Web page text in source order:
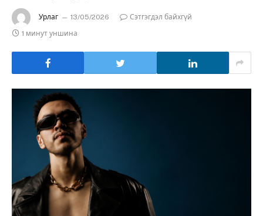
Урлаг 13/05/2026
Сэтгэгдэл байхгүй
1 минут уншина